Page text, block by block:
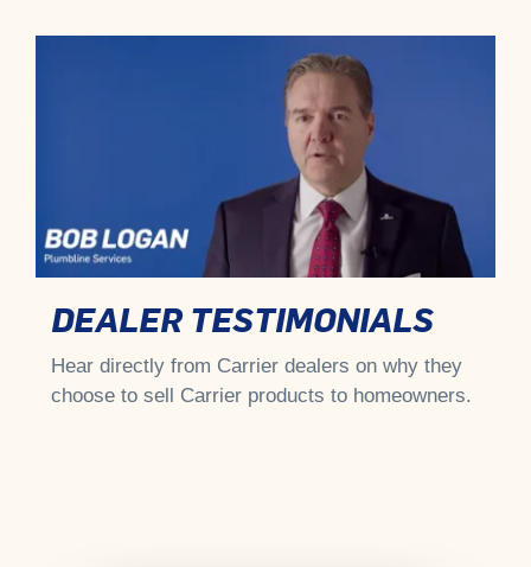
DEALER TESTIMONIALS
Hear directly from Carrier dealers on why they
choose to sell Carrier products to homeowners.